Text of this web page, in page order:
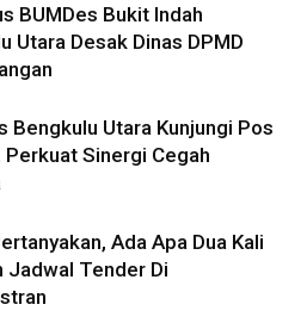
BUMDes Bukit Indah
Utara Desak Dinas DPMD
Bengkulu Utara Kunjungi Pos
Perkuat Sinergi Cegah
Ada Apa Dua Kali
Jadwal Tender Di